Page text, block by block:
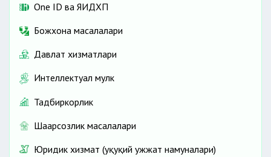
One ID ва ЯИДХП
Божхона масалалари
Давлат хизматлари
Интеллектуал мулк
Тадбиркорлик
Шаҳарсозлик масалалари
Юридик хизмат (ҳуқуқий ҳужжат намуналари)